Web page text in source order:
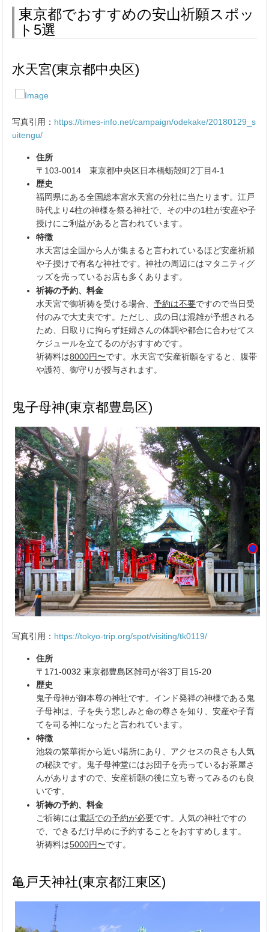
東京都でおすすめの安山祈願スポッ
ト5選
水天宮(東京都中央区)
写真引用： https://times-info.net/campaign/odekake/20180129_s
uitengu/
住所
〒103-0014 東京都中央区日本橋蛎殻町2丁目4-1
歴史
福岡県にある全国総本宮水天宮の分社に当たります。江戸
時代より4柱の神様を祭る神社で、その中の1柱が安産や子
授けにご利益があると言われています。
特徴
水天宮は全国から人が集まると言われているほど安産祈願
や子授けで有名な神社です。神社の周辺にはマタニティグ
ッズを売っているお店も多くあります。
祈祷の予約、料金
水天宮で御祈祷を受ける場合、 予約は不要ですので当日受
付のみで大丈夫です。ただし、戌の日は混雑が予想される
ため、日取りに拘らず妊婦さんの体調や都合に合わせてス
ケジュールを立てるのがおすすめです。
祈祷料は8000円〜です。 水天宮で安産祈願をすると、腹帯
や護符、御守りが授与されます。
鬼子母神(東京都豊島区)
写真引用： https://tokyo-trip.org/spot/visiting/tk0119/
住所
〒171-0032 東京都豊島区雑司が谷3丁目15-20
歴史
鬼子母神が御本尊の神社です。 インド発祥の神様である 鬼
子母神は、子を失う悲しみと命の尊さを知り、安産や子育
てを司る神になったと言われています。
特徴
池袋の繁華街から近い場所にあり、アクセスの良さも人気
の秘訣です。
鬼子母神堂にはお団子を売っているお茶屋さ
んがありますので、安産祈願の後に立ち寄ってみるのも良
いです。
祈祷の予約、料金
ご祈祷には電話での予約が必要です。人気の神社ですの
で、できるだけ早めに予約することをおすすめします。
祈祷料は5000円〜です。
亀戸天神社(東京都江東区)